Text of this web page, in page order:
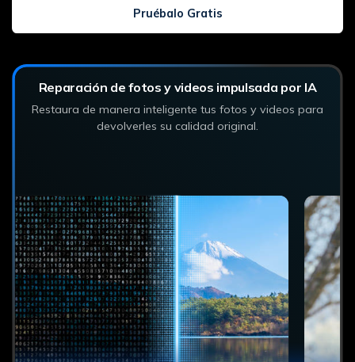
Pruébalo Gratis
Reparación de fotos y videos impulsada por IA
Restaura de manera inteligente tus fotos y videos para
devolverles su calidad original.